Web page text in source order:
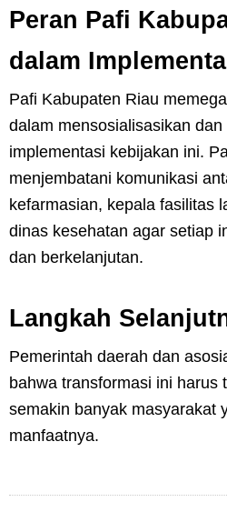
Peran Pafi
dalam
Pafi Kabupaten Riau
dalam mensosialisasikan dan
implementasi kebijakan ini.
menjembatani komunikasi
kefarmasian, kepala fasilitas
dinas kesehatan agar setiap
dan berkelanjutan.
Langkah
Pemerintah daerah dan
bahwa transformasi ini harus
semakin banyak masyarakat
manfaatnya.